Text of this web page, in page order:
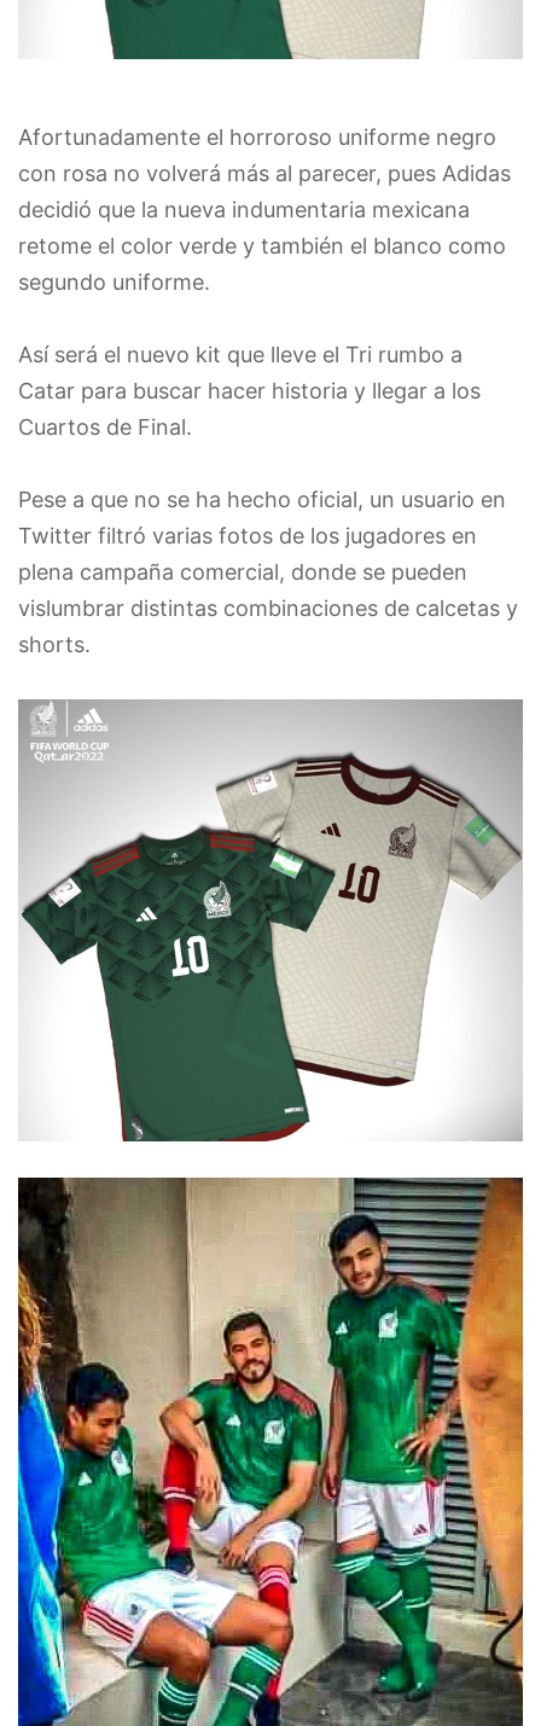
Afortunadamente el horroroso uniforme negro
con rosa no volverá más al parecer, pues Adidas
decidió que la nueva indumentaria mexicana
retome el color verde y también el blanco como
segundo uniforme.
Así será el nuevo kit que lleve el Tri rumbo a
Catar para buscar hacer historia y llegar a los
Cuartos de Final.
Pese a que no se ha hecho oficial, un usuario en
Twitter filtró varias fotos de los jugadores en
plena campaña comercial, donde se pueden
vislumbrar distintas combinaciones de calcetas y
shorts.